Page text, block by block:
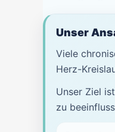
Unser
Viele
Herz-
Unser Ziel
zu